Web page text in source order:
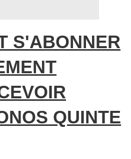
S'ABONNER
QUINTE